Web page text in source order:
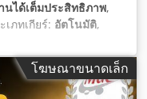
นได้เต็มประสิทธิภาพ,
เภทเกียร์: อัตโนมัติ,
า:4x4, การลงทะเบียน
งการทำงาน: 17,762 h,
, งาสำหรับยกพาเลท,
โฆษณาขนาดเล็ก